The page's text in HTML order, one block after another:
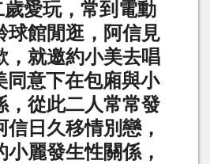
愛玩，常到電動
球館閒逛，阿信見
，就邀約小美去唱
同意下在包廂與小
，從此二人常常發
日久移情別戀，
小麗發生性關係，